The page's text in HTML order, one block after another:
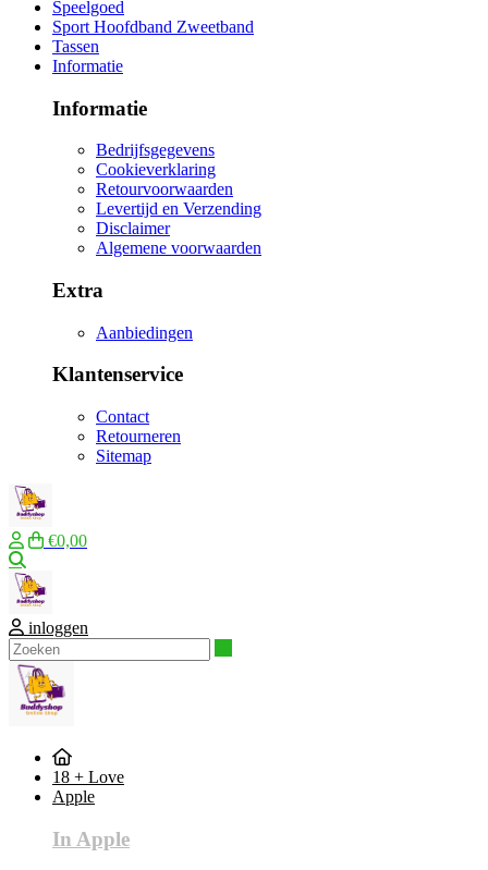
Speelgoed
Sport Hoofdband Zweetband
Tassen
Informatie
Informatie
Bedrijfsgegevens
Cookieverklaring
Retourvoorwaarden
Levertijd en Verzending
Disclaimer
Algemene voorwaarden
Extra
Aanbiedingen
Klantenservice
Contact
Retourneren
Sitemap
€0,00
inloggen
18 + Love
Apple
In Apple